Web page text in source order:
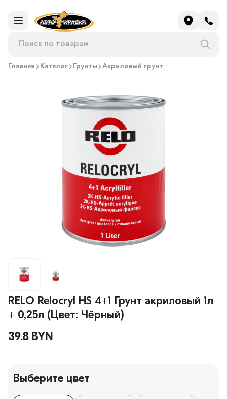
Главная Каталог Грунты Акриловый грунт
RELO Relocryl HS 4+1 Грунт акриловый 1л
+ 0,25л (Цвет: Чёрный)
39.8 BYN
Выберите цвет